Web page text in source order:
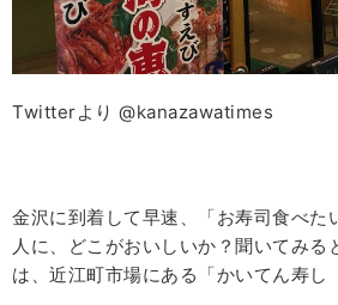
Twitterより @kanazawatimes
金沢に到着して早速、「お寿司食べた
人に、どこがおいしいか？聞いてみる
は、近江町市場にある「かいてん寿し